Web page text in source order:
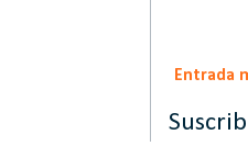
Entrada